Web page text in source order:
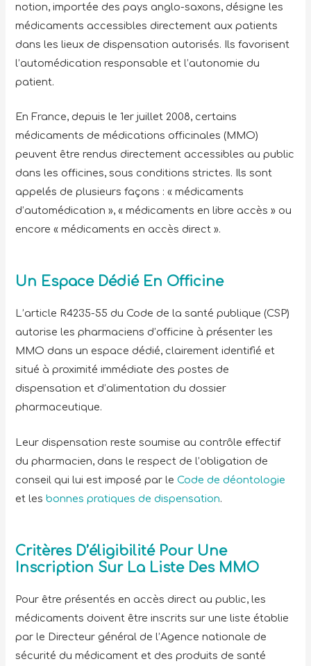
notion, importée des pays anglo-saxons, désigne les
médicaments accessibles directement aux patients
dans les lieux de dispensation autorisés. Ils favorisent
l’automédication responsable et l’autonomie du
patient.
En France, depuis le 1er juillet 2008, certains
médicaments de médications officinales (MMO)
peuvent être rendus directement accessibles au public
dans les officines, sous conditions strictes. Ils sont
appelés de plusieurs façons : « médicaments
d’automédication », « médicaments en libre accès » ou
encore « médicaments en accès direct ».
Un Espace Dédié En Officine
L’article R4235-55 du Code de la santé publique (CSP)
autorise les pharmaciens d’officine à présenter les
MMO dans un espace dédié, clairement identifié et
situé à proximité immédiate des postes de
dispensation et d’alimentation du dossier
pharmaceutique.
Leur dispensation reste soumise au contrôle effectif
du pharmacien, dans le respect de l’obligation de
conseil qui lui est imposé par leCode de déontologie
et lesbonnes pratiques de dispensation.
Critères D’éligibilité Pour Une
Inscription Sur La Liste Des MMO
Pour être présentés en accès direct au public, les
médicaments doivent être inscrits sur une liste établie
par le Directeur général de l’Agence nationale de
sécurité du médicament et des produits de santé